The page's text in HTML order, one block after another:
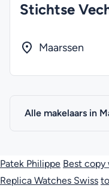
Stichtse
Maarssen
Alle makelaars in
Patek Philippe Best copy
Replica Watches Swiss